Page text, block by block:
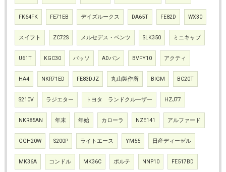
FK64FK FE71EB デイズルークス DA65T FE82D WX30
スイフト ZC72S メルセデス・ベンツ SLK350 ミニキャブ
U61T KGC30 パッソ ADバン BVFY10 アクティ
HA4 NKR71ED FE83DJZ 丸山製作所 BIGM BC20T
S210V ラジエター トヨタ ランドクルーザー HZJ77
NKR85AN 年末 年始 カローラ NZE141 アルファード
GGH20W S200P ライトエース YM55 日産ディーゼル
MK36A コンドル MK36C ポルテ NNP10 FE517BD